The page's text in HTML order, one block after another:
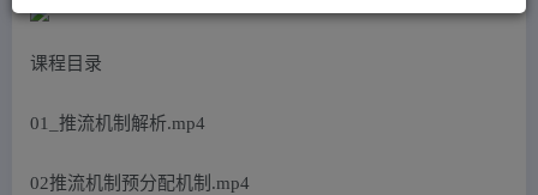
课程目录
01_推流机制解析.mp4
02推流机制预分配机制.mp4